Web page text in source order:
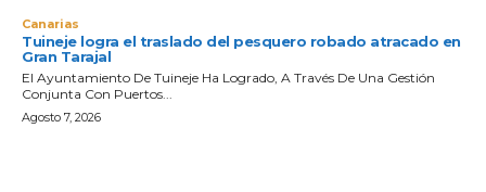
Canarias
Tuineje logra el traslado del pesquero robado atracado en
Gran Tarajal
El Ayuntamiento De Tuineje Ha Logrado, A Través De Una Gestión
Conjunta Con Puertos...
Agosto 7, 2026